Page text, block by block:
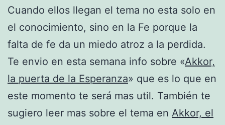
Cuando ellos llegan el tema no esta solo en
el conocimiento, sino en la Fe porque la
falta de fe da un miedo atroz a la perdida.
Te envio en esta semana info sobre «Akkor,
la puerta de la Esperanza» que es lo que en
este momento te será mas util. También te
sugiero leer mas sobre el tema en Akkor, el